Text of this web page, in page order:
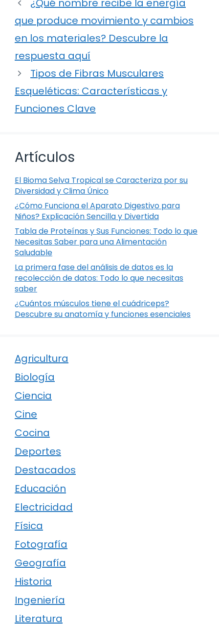
¿Qué nombre recibe la energía
que produce movimiento y cambios
en los materiales? Descubre la
respuesta aquí
Tipos de Fibras Musculares
Esqueléticas: Características y
Funciones Clave
Artículos
El Bioma Selva Tropical se Caracteriza por su
Diversidad y Clima Único
¿Cómo Funciona el Aparato Digestivo para
Niños? Explicación Sencilla y Divertida
Tabla de Proteínas y Sus Funciones: Todo lo que
Necesitas Saber para una Alimentación
Saludable
La primera fase del análisis de datos es la
recolección de datos: Todo lo que necesitas
saber
¿Cuántos músculos tiene el cuádriceps?
Descubre su anatomía y funciones esenciales
Agricultura
Biología
Ciencia
Cine
Cocina
Deportes
Destacados
Educación
Electricidad
Física
Fotografía
Geografía
Historia
Ingeniería
Literatura